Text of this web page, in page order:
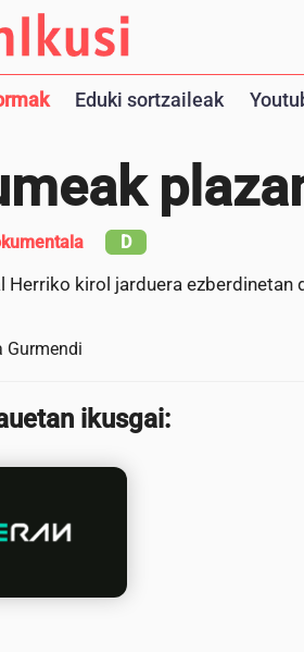
Eduki sortzaileak
D
Herriko kirol jarduera
Gurmendi
ikusgai: